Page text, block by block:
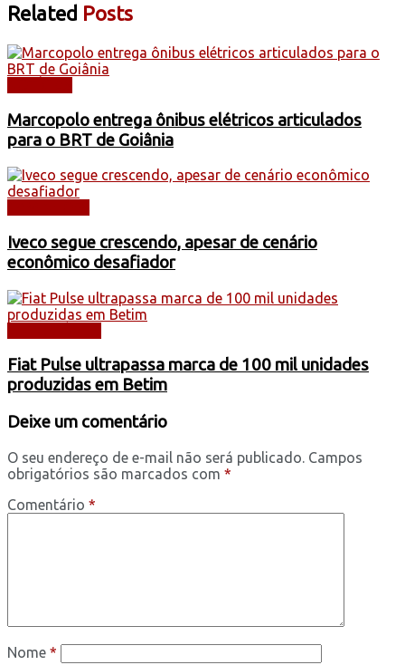
Related Posts
Marcopolo entrega ônibus elétricos articulados
para o BRT de Goiânia
Iveco segue crescendo, apesar de cenário
econômico desafiador
Fiat Pulse ultrapassa marca de 100 mil unidades
produzidas em Betim
Deixe um comentário
O seu endereço de e-mail não será publicado. Campos
obrigatórios são marcados com *
Comentário *
Nome *